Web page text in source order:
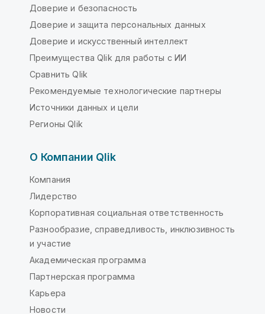
Доверие и безопасность
Доверие и защита персональных данных
Доверие и искусственный интеллект
Преимущества Qlik для работы с ИИ
Сравнить Qlik
Рекомендуемые технологические партнеры
Источники данных и цели
Регионы Qlik
О Компании Qlik
Компания
Лидерство
Корпоративная социальная ответственность
Разнообразие, справедливость, инклюзивность
и участие
Академическая программа
Партнерская программа
Карьера
Новости